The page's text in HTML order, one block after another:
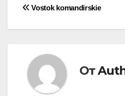
Навигация
по
записям
Vostok komandirskie
От